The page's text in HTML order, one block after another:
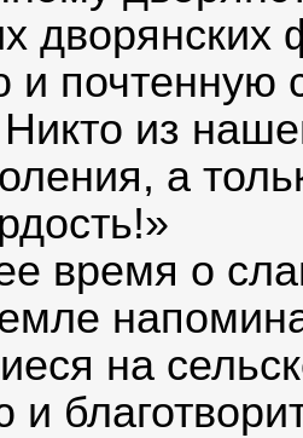
дворянских
и почтенную
из
а
время о
на
и